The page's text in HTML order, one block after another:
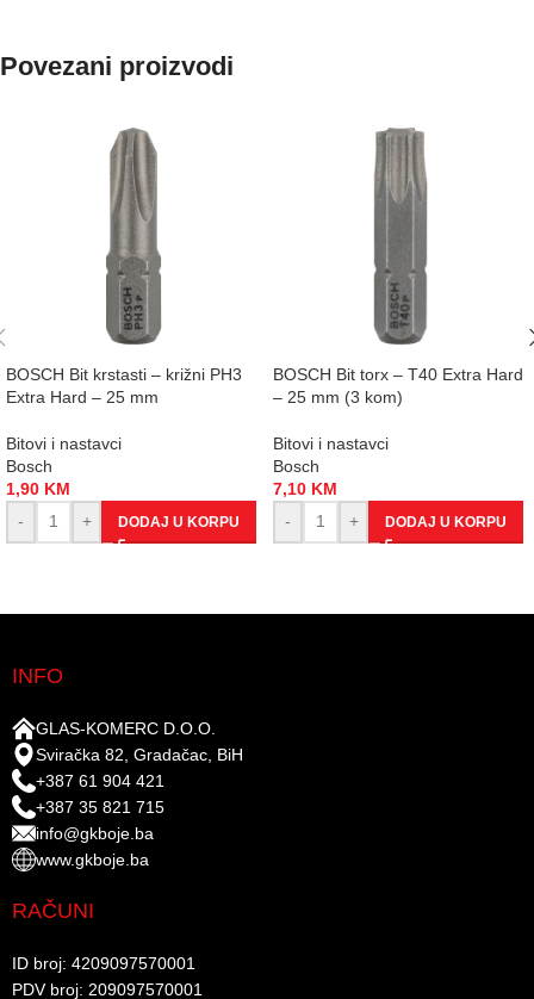
Povezani proizvodi
BOSCH Bit krstasti – križni PH3
Extra Hard – 25 mm
Bitovi i nastavci
Bosch
1,90 KM
-
+ DODAJ U KORPU
BOSCH Bit torx – T40 Extra Hard
– 25 mm (3 kom)
Bitovi i nastavci
Bosch
7,10 KM
-
+ DODAJ U KORPU
INFO
GLAS-KOMERC D.O.O.
Sviračka 82, Gradačac, BiH
+387 61 904 421
+387 35 821 715
info@gkboje.ba
www.gkboje.ba
RAČUNI
ID broj: 4209097570001​
PDV broj: 209097570001 ​